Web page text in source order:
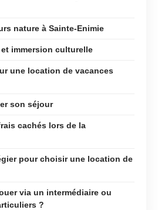
nature à Sainte-Enimie
immersion culturelle
une location de vacances
son séjour
cachés lors de la
pour choisir une location de
via un intermédiaire ou
?